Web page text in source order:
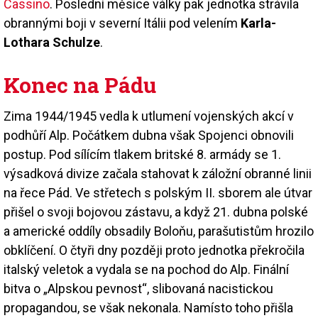
Cassino. Poslední měsíce války pak jednotka strávila
obrannými boji v severní Itálii pod velením Karla-
Lothara Schulze.
Konec na Pádu
Zima 1944/1945 vedla k utlumení vojenských akcí v
podhůří Alp. Počátkem dubna však Spojenci obnovili
postup. Pod sílícím tlakem britské 8. armády se 1.
výsadková divize začala stahovat k záložní obranné linii
na řece Pád. Ve střetech s polským II. sborem ale útvar
přišel o svoji bojovou zástavu, a když 21. dubna polské
a americké oddíly obsadily Boloňu, parašutistům hrozilo
obklíčení. O čtyři dny později proto jednotka překročila
italský veletok a vydala se na pochod do Alp. Finální
bitva o „Alpskou pevnost“, slibovaná nacistickou
propagandou, se však nekonala. Namísto toho přišla